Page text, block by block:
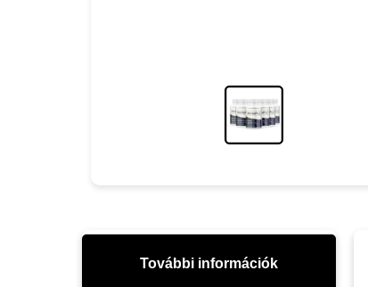
További információk